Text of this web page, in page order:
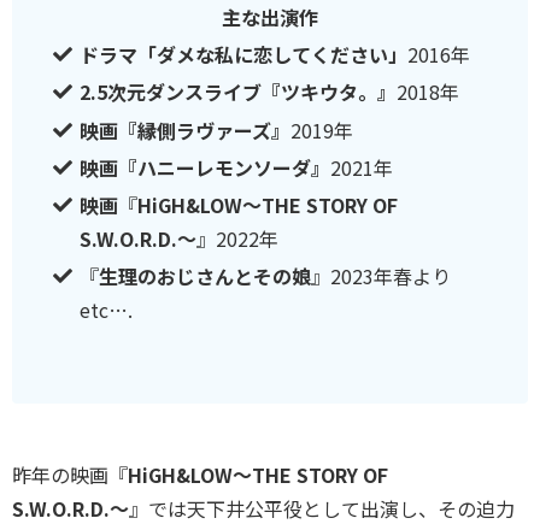
主な出演作
ドラマ「ダメな私に恋してください」 2016年
2.5次元ダンスライブ『ツキウタ。』 2018年
映画『縁側ラヴァーズ』 2019年
映画『ハニーレモンソーダ』 2021年
映画 『HiGH&LOW〜THE STORY OF
S.W.O.R.D.〜』2022年
『生理のおじさんとその娘』2023年春より
etc….
昨年の映画『HiGH&LOW〜THE STORY OF
S.W.O.R.D.〜』では天下井公平役として出演し、その迫力